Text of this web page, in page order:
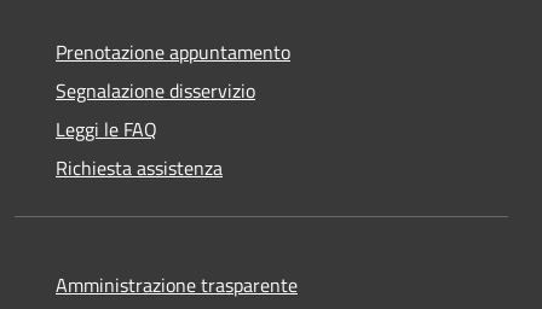
Prenotazione appuntamento
Segnalazione disservizio
Leggi le FAQ
Richiesta assistenza
Amministrazione trasparente